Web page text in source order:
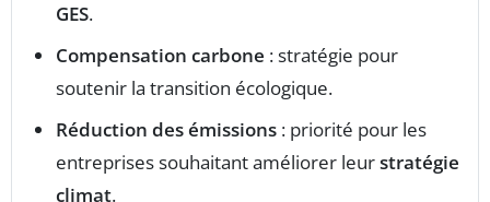
GES.
Compensation carbone : stratégie pour
soutenir la transition écologique.
Réduction des émissions : priorité pour les
entreprises souhaitant améliorer leurstratégie
climat.